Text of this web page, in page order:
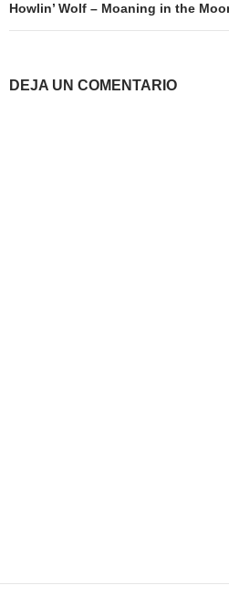
Howlin’ Wolf – Moaning in the
DEJA UN COMENTARIO